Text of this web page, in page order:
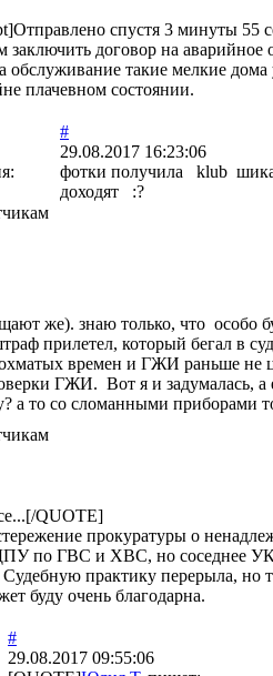
спустя 3 минуты 55
заключить договор на
такие мелкие дома
плачевном состоянии.
#
29.08.2017 16:23:06
фотки получила klub
доходят :?
же). знаю только, что
прилетел, который бегал в
времен и ГЖИ раньше не
ГЖИ. Вот я и задумалась,
а то со сломанными приборами
QUOTE]
прокуратуры о
по ГВС и ХВС, но соседнее УК
Судебную практику перерыла,
буду очень благодарна.
#
29.08.2017 09:55:06